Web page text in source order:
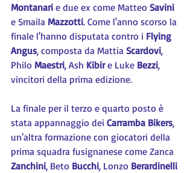
Montanari e due ex come Matteo Savini
e Smaila Mazzotti. Come l'anno scorso la
finale l'hanno disputata contro i Flying
Angus, composta da Mattia Scardovi,
Philo Maestri, Ash Kibir e Luke Bezzi,
vincitori della prima edizione.
La finale per il terzo e quarto posto è
stata appannaggio dei Carramba Bikers,
un'altra formazione con giocatori della
prima squadra fusignanese come Zanca
Zanchini, Beto Bucchi, Lonzo Berardinelli